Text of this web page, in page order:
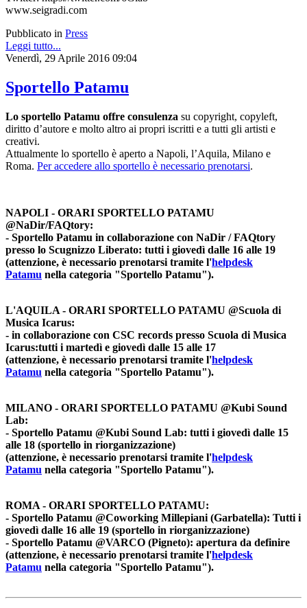
www.seigradi.com
Pubblicato in Press
Leggi tutto...
Venerdì, 29 Aprile 2016 09:04
Sportello Patamu
Lo sportello Patamu offre consulenza su copyright, copyleft,
diritto d’autore e molto altro ai propri iscritti e a tutti gli artisti e
creativi.
Attualmente lo sportello è aperto a Napoli, l’Aquila, Milano e
Roma. Per accedere allo sportello è necessario prenotarsi.
NAPOLI - ORARI SPORTELLO PATAMU
@NaDir/FAQtory:
- Sportello Patamu in collaborazione con NaDir / FAQtory
presso lo Scugnizzo Liberato: tutti i giovedì dalle 16 alle 19
(attenzione, è necessario prenotarsi tramite l'helpdesk
Patamu nella categoria "Sportello Patamu").
L'AQUILA - ORARI SPORTELLO PATAMU @Scuola di
Musica Icarus:
- in collaborazione con CSC records presso Scuola di Musica
Icarus:tutti i martedì e giovedì dalle 15 alle 17
(attenzione, è necessario prenotarsi tramite l'helpdesk
Patamu nella categoria "Sportello Patamu").
MILANO - ORARI SPORTELLO PATAMU @Kubi Sound
Lab:
- Sportello Patamu @Kubi Sound Lab: tutti i giovedì dalle 15
alle 18 (sportello in riorganizzazione)
(attenzione, è necessario prenotarsi tramite l'helpdesk
Patamu nella categoria "Sportello Patamu").
ROMA - ORARI SPORTELLO PATAMU:
- Sportello Patamu @Coworking Millepiani (Garbatella): Tutti i
giovedì dalle 16 alle 19 (sportello in riorganizzazione)
- Sportello Patamu @VARCO (Pigneto): apertura da definire
(attenzione, è necessario prenotarsi tramite l'helpdesk
Patamu nella categoria "Sportello Patamu").